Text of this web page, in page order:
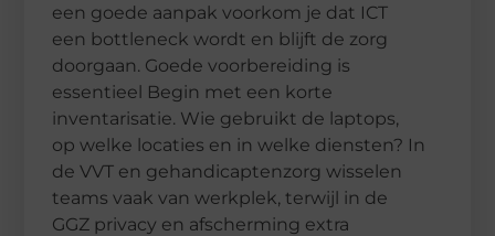
een goede aanpak voorkom je dat ICT
een bottleneck wordt en blijft de zorg
doorgaan. Goede voorbereiding is
essentieel Begin met een korte
inventarisatie. Wie gebruikt de laptops,
op welke locaties en in welke diensten? In
de VVT en gehandicaptenzorg wisselen
teams vaak van werkplek, terwijl in de
GGZ privacy en afscherming extra